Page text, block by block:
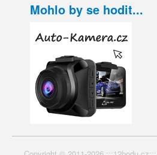
Mohlo by se hodit...